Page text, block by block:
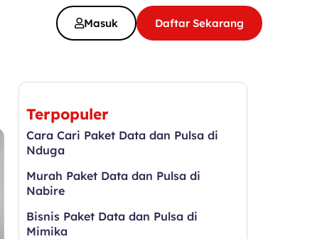
Daftar Sekarang
Masuk
Terpopuler
Cara Cari Paket Data dan Pulsa di
Nduga
Murah Paket Data dan Pulsa di
Nabire
Bisnis Paket Data dan Pulsa di
Mimika